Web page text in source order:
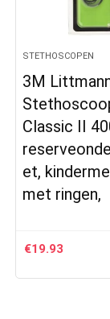
STETHOSCOPEN
3M
Classic II
et,
met ringen,
€19.93